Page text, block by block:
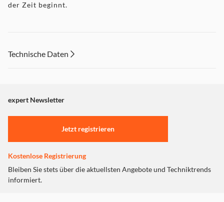
der Zeit beginnt.
Technische Daten
expert Newsletter
Jetzt registrieren
Kostenlose Registrierung
Bleiben Sie stets über die aktuellsten Angebote und Techniktrends
informiert.